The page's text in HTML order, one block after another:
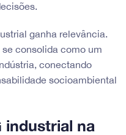
ganha relevância.
consolida como um
conectando
socioambiental
industrial na